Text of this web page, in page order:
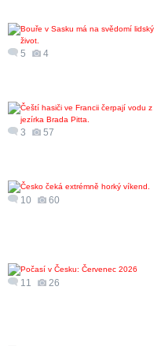
5 4
3 57
10 60
11 26